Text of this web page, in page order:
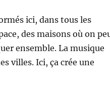
ici, dans tous les
des maisons où on
ensemble. La musique
villes. Ici, ça crée une